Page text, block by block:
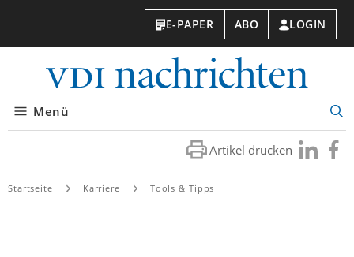
E-PAPER ABO LOGIN
Menü
Artikel drucken Besuchen
Sie
Sie
Startseite Karriere Tools & Tipps